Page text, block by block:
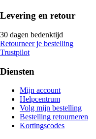
Levering en retour
30 dagen bedenktijd
Retourneer je bestelling
Trustpilot
Diensten
Mijn account
Helpcentrum
Volg mijn bestelling
Bestelling retourneren
Kortingscodes